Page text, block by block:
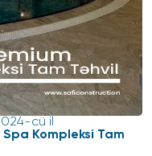
cü il
Kompleksi Tam